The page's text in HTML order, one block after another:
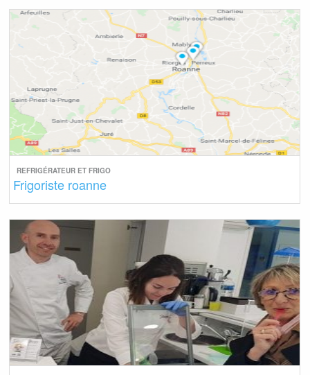
REFRIGÉRATEUR ET FRIGO
Frigoriste roanne